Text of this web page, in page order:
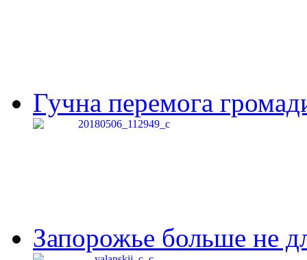
Гучна перемога
Запорожье больше не